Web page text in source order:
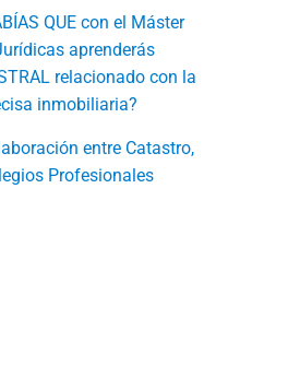
QUE con el Máster
aprenderás
relacionado con la
inmobiliaria?
entre Catastro,
Profesionales